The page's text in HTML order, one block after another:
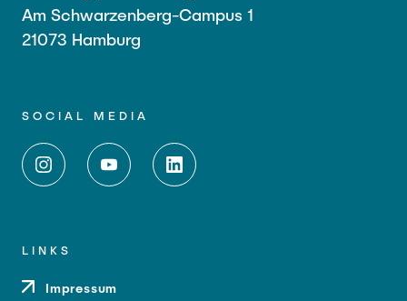
Am Schwarzenberg-Campus 1
21073 Hamburg
SOCIAL MEDIA
LINKS
Impressum